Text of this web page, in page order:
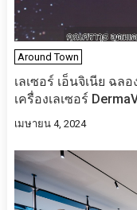
Around Town
เลเซอร์ เอ็นจิเนีย ฉล
เครื่องเลเซอร์
เมษายน 4, 2024